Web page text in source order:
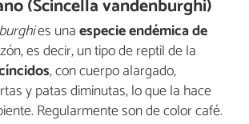
(Scincella vandenburghi)
es unaespecie endémica de
es decir, un tipo de reptil de la
, con cuerpo alargado,
y patas diminutas, lo que la hace
Regularmente son de color café.